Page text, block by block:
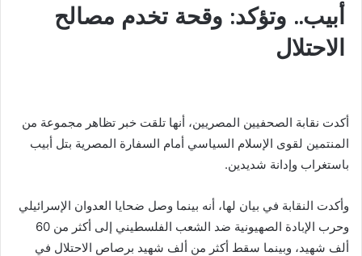
أبيب.. وتؤكد: وقحة تخدم مصالح
الاحتلال
أكدت نقابة الصحفيين المصريين، أنها تلقت خبر تظاهر مجموعة من
المنتمين لقوى الإسلام السياسي أمام السفارة المصرية بتل أبيب
باستغراب وإدانة شديدين.
وأكدت النقابة في بيان لها، أنه بينما وصل ضحايا العدوان الإسرائيلي
وحرب الإبادة الصهيونية ضد الشعب الفلسطيني إلى أكثر من 60
ألف شهيد، وبينما سقط أكثر من ألف شهيد برصاص الاحتلال في